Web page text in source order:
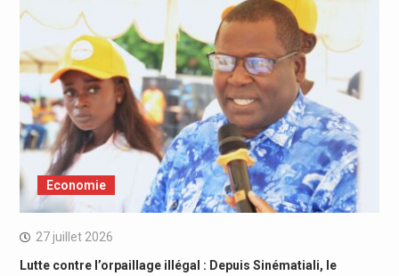
Economie
27 juillet 2026
Lutte contre l’orpaillage illégal : Depuis Sinématiali, le